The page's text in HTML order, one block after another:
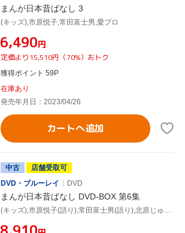
まんが日本昔ばなし 3
(キッズ),市原悦子,常田富士男,愛プロ
¥6,490円
定価より15,510円（70%）おトク
獲得ポイント 59P
在庫あり
発売年月日：2023/04/26
カートへ追加
中古
店舗受取可
DVD・ブルーレイ
DVD
まんが日本昔ばなし DVD-BOX 第6集